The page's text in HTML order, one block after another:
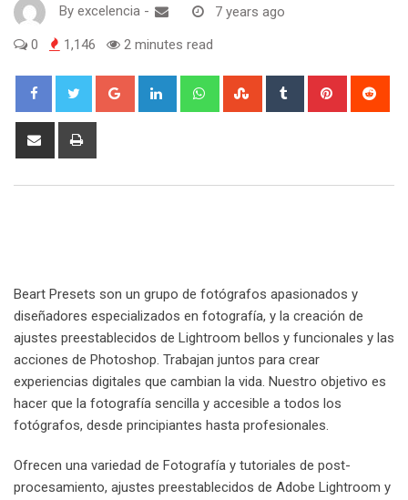
By excelencia - 7 years ago
0 1,146 2 minutes read
Google+ LinkedIn WhatsappStumbleUpon
Tumblr Pinterest
Share
Beart Presets son un grupo de fotógrafos apasionados y
diseñadores especializados en fotografía, y la creación de
ajustes preestablecidos de Lightroom bellos y funcionales y las
acciones de Photoshop. Trabajan juntos para crear
experiencias digitales que cambian la vida. Nuestro objetivo es
hacer que la fotografía sencilla y accesible a todos los
fotógrafos, desde principiantes hasta profesionales.
Ofrecen una variedad de Fotografía y tutoriales de post-
procesamiento, ajustes preestablecidos de Adobe Lightroom y